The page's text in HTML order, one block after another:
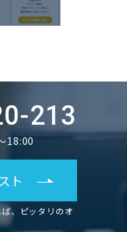
213
18:00
ト
、ピッタリのオ